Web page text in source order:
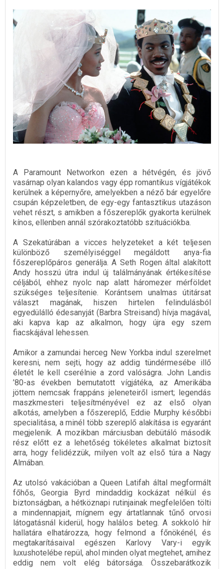
A Paramount Networkon ezen a hétvégén, és jövő
vasárnap olyan kalandos vagy épp romantikus vígjátékok
kerülnek a képernyőre, amelyekben a néző bár egyelőre
csupán képzeletben, de egy-egy fantasztikus utazáson
vehet részt, s amikben a főszereplők gyakorta kerülnek
kínos, ellenben annál szórakoztatóbb szituációkba.
A Szekatúrában a vicces helyzeteket a két teljesen
különböző személyiséggel megáldott anya-fia
főszereplőpáros generálja. A Seth Rogen által alakított
Andy hosszú útra indul új találmányának értékesítése
céljából, ehhez nyolc nap alatt háromezer mérföldet
szükséges teljesítenie. Korántsem unalmas útitársat
választ magának, hiszen hirtelen felindulásból
egyedülálló édesanyját (Barbra Streisand) hívja magával,
aki kapva kap az alkalmon, hogy újra egy szem
fiacskájával lehessen.
Amikor a zamundai herceg New Yorkba indul szerelmet
keresni, nem sejti, hogy az addig tündérmesébe illő
életét le kell cserélnie a zord valóságra. John Landis
’80-as években bemutatott vígjátéka, az Amerikába
jöttem nemcsak frappáns jeleneteiről ismert; legendás
maszkmesteri teljesítményével ez az első olyan
alkotás, amelyben a főszereplő, Eddie Murphy későbbi
specialitása, a minél több szereplő alakítása is egyaránt
megjelenik. A mozikban márciusban debütáló második
rész előtt ez a lehetőség tökéletes alkalmat biztosít
arra, hogy felidézzük, milyen volt az első túra a Nagy
Almában.
Az utolsó vakációban a Queen Latifah által megformált
főhős, Georgia Byrd mindaddig kockázat nélkül és
biztonságban, a hétköznapi rutinjainak megfelelően tölti
a mindennapjait, mígnem egy ártatlannak tűnő orvosi
látogatásnál kiderül, hogy halálos beteg. A sokkoló hír
hallatára elhatározza, hogy felmond a főnökénél, és
megtakarításaival egészen Karlovy Vary-i egyik
luxushotelébe repül, ahol minden olyat megtehet, amihez
eddig nem volt elég bátorsága. Összebarátkozik